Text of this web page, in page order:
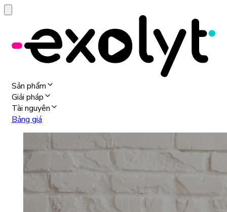
Sản phẩm
Giải pháp
Tài nguyên
Bảng giá